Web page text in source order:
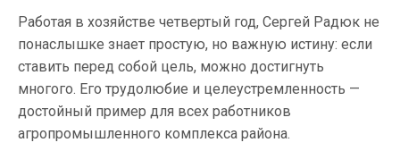
Работая в хозяйстве четвертый год, Сергей Радюк не
понаслышке знает простую, но важную истину: если
ставить перед собой цель, можно достигнуть
многого. Его трудолюбие и целеустремленность —
достойный пример для всех работников
агропромышленного комплекса района.